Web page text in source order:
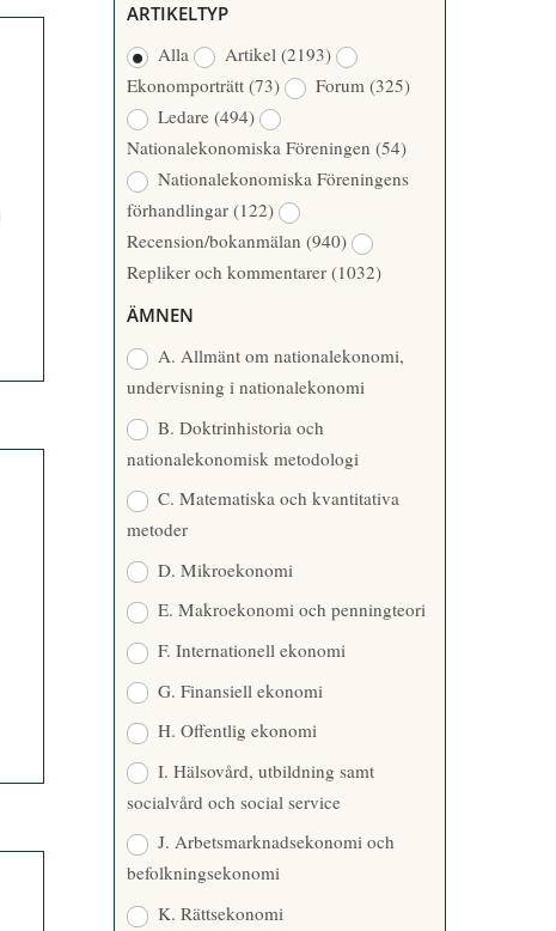
/
Å
R
R
F
A
T
T
A
R
E
ARTIKELTYP
Alla
Artikel (2193)
Ekonomporträtt (73) Forum (325)
Ledare (494)
Nationalekonomiska Föreningen (54)
Nationalekonomiska Föreningens
förhandlingar (122)
Recension/bokanmälan (940)
Repliker och kommentarer (1032)
ÄMNEN
A. Allmänt om nationalekonomi,
undervisning i nationalekonomi
B. Doktrinhistoria och
nationalekonomisk metodologi
C. Matematiska och kvantitativa
metoder
D. Mikroekonomi
E. Makroekonomi och penningteori
F. Internationell ekonomi
G. Finansiell ekonomi
H. Offentlig ekonomi
I. Hälsovård, utbildning samt
socialvård och social service
J. Arbetsmarknadsekonomi och
befolkningsekonomi
K. Rättsekonomi